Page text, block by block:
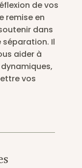
de vos
remise en
dans
séparation. Il
aider à
vos